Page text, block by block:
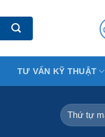
TƯ VẤN KỸ THUẬT